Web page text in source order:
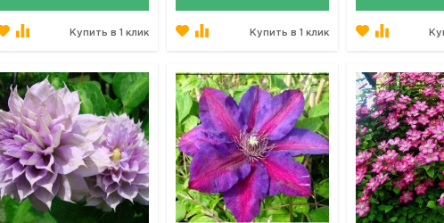
Купить в 1 клик Купить в 1 клик